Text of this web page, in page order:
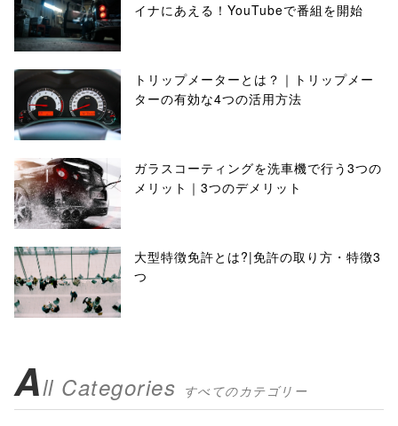
イナにあえる！YouTubeで番組を開始
トリップメーターとは？｜トリップメー
ターの有効な4つの活用方法
ガラスコーティングを洗車機で行う3つの
メリット｜3つのデメリット
大型特徴免許とは?|免許の取り方・特徴3
つ
All Categories すべてのカテゴリー